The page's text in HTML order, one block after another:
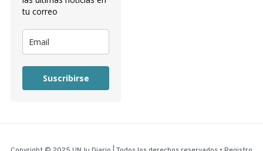
tu correo
Suscribirse